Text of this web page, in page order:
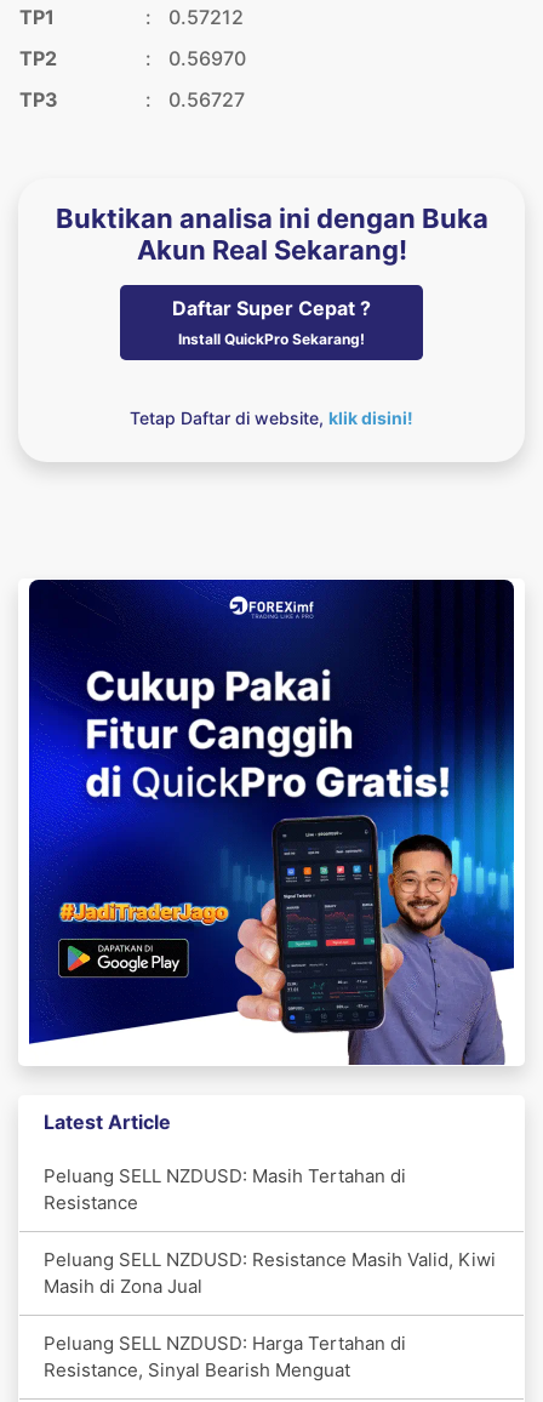
TP1
:
0.57212
TP2
:
0.56970
TP3
: 0.56727
Buktikan analisa ini dengan Buka
Akun Real Sekarang!
Daftar Super Cepat ?
Install QuickPro Sekarang!
Tetap Daftar di website, klik disini!
Latest Article
Peluang SELL NZDUSD: Masih Tertahan di
Resistance
Peluang SELL NZDUSD: Resistance Masih Valid, Kiwi
Masih di Zona Jual
Peluang SELL NZDUSD: Harga Tertahan di
Resistance, Sinyal Bearish Menguat